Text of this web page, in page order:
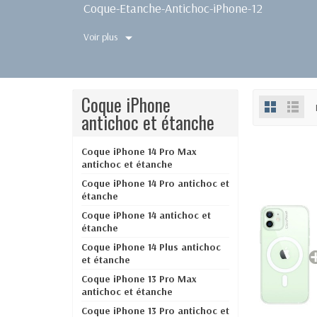
Coque-Etanche-Antichoc-iPhone-12
Voir plus
Coque iPhone
antichoc et étanche
Coque iPhone 14 Pro Max
antichoc et étanche
Coque iPhone 14 Pro antichoc et
étanche
Coque iPhone 14 antichoc et
étanche
Coque iPhone 14 Plus antichoc
et étanche
Coque iPhone 13 Pro Max
antichoc et étanche
Coque iPhone 13 Pro antichoc et